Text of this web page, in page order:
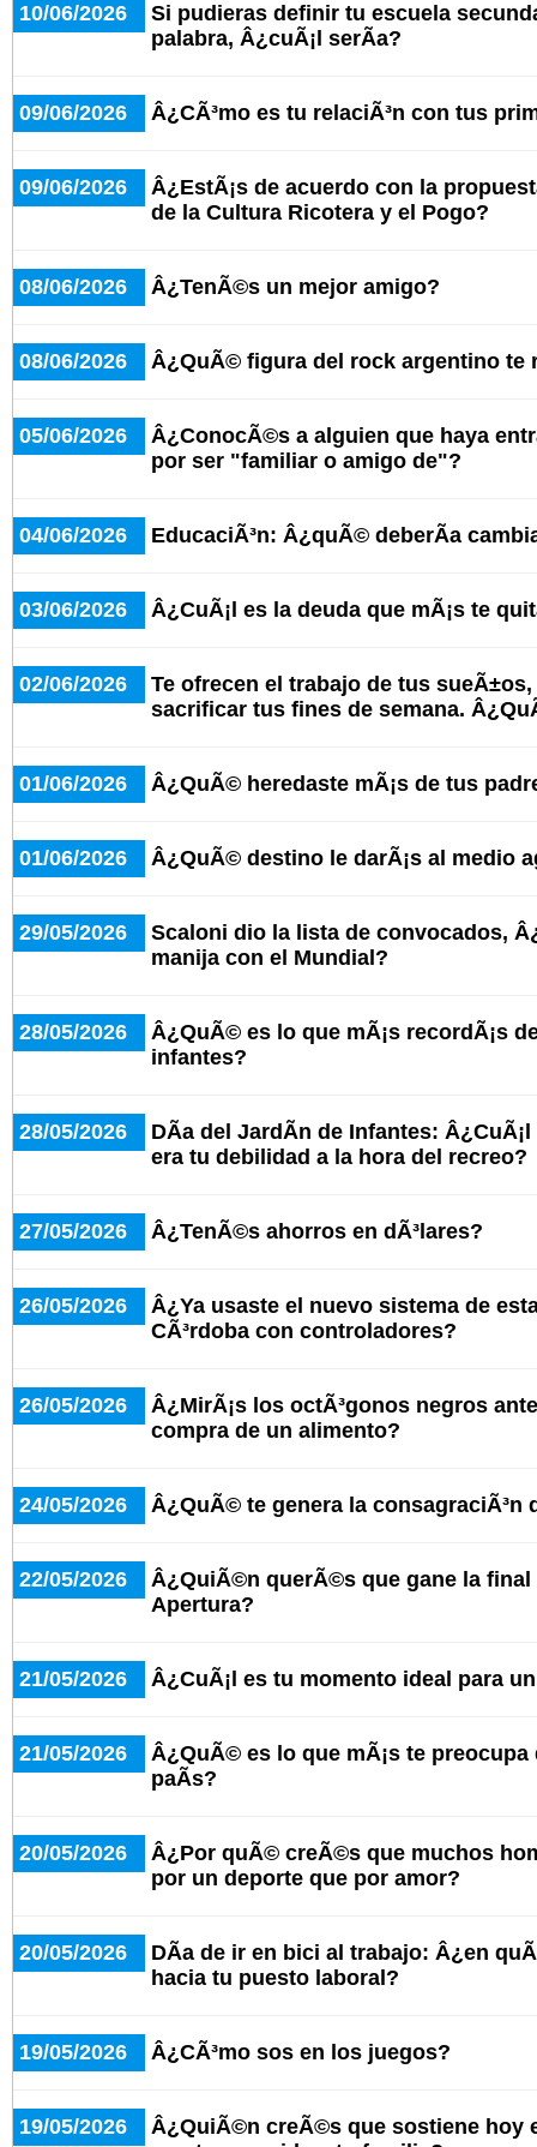
10/06/2026
Si pudieras definir tu escuela
palabra, Â¿cuÃ¡l serÃ­a?
09/06/2026 Â¿CÃ³mo es tu relaciÃ³n con tus
09/06/2026
Â¿EstÃ¡s de acuerdo con la
de la Cultura Ricotera y el Pogo?
08/06/2026 Â¿TenÃ©s un mejor amigo?
08/06/2026 Â¿QuÃ© figura del rock argentino te
05/06/2026
Â¿ConocÃ©s a alguien que haya
por ser "familiar o amigo de"?
04/06/2026 EducaciÃ³n: Â¿quÃ© deberÃ­a
03/06/2026 Â¿CuÃ¡l es la deuda que mÃ¡s te
02/06/2026
Te ofrecen el trabajo de tus
sacrificar tus fines de semana.
01/06/2026 Â¿QuÃ© heredaste mÃ¡s de tus
01/06/2026 Â¿QuÃ© destino le darÃ¡s al medio
29/05/2026
Scaloni dio la lista de convocados,
manija con el Mundial?
28/05/2026
Â¿QuÃ© es lo que mÃ¡s recordÃ¡s
infantes?
28/05/2026
DÃ­a del JardÃ­n de Infantes:
era tu debilidad a la hora del recreo?
27/05/2026 Â¿TenÃ©s ahorros en dÃ³lares?
26/05/2026
Â¿Ya usaste el nuevo sistema de
CÃ³rdoba con controladores?
26/05/2026
Â¿MirÃ¡s los octÃ³gonos negros
compra de un alimento?
24/05/2026 Â¿QuÃ© te genera la consagraciÃ³n
22/05/2026
Â¿QuiÃ©n querÃ©s que gane la final
Apertura?
21/05/2026 Â¿CuÃ¡l es tu momento ideal para
21/05/2026
Â¿QuÃ© es lo que mÃ¡s te
paÃ­s?
20/05/2026
Â¿Por quÃ© creÃ©s que muchos
por un deporte que por amor?
20/05/2026
DÃ­a de ir en bici al trabajo: Â¿en
hacia tu puesto laboral?
19/05/2026 Â¿CÃ³mo sos en los juegos?
19/05/2026
Â¿QuiÃ©n creÃ©s que sostiene hoy